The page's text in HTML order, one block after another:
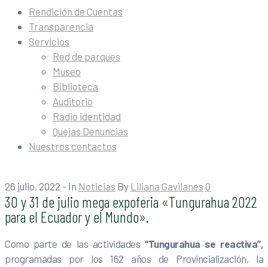
Rendición de Cuentas
Transparencia
Servicios
Red de parques
Museo
Biblioteca
Auditorio
Radio identidad
Quejas Denuncias
Nuestros contactos
26 julio, 2022 - In Noticias By Liliana Gavilanes 0
30 y 31 de julio mega expoferia «Tungurahua 2022
para el Ecuador y el Mundo».
Como parte de las actividades“Tungurahua se reactiva”,
programadas por los 162 años de Provincialización, la